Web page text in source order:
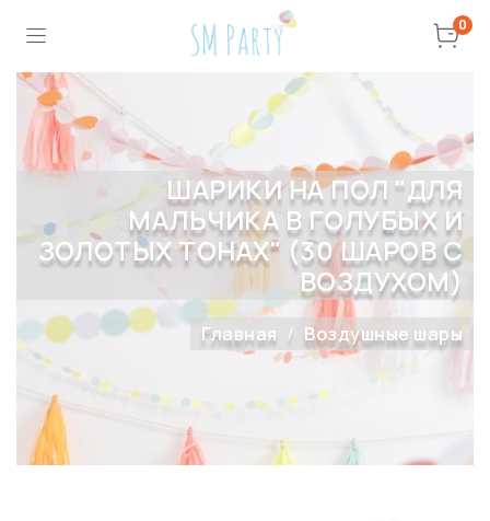
0
ШАРИКИ НА ПОЛ "ДЛЯ
МАЛЬЧИКА В ГОЛУБЫХ И
ЗОЛОТЫХ ТОНАХ" (30 ШАРОВ С
ВОЗДУХОМ)
Главная Воздушные шары